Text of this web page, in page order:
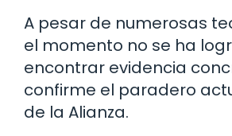
A pesar de numerosas
el momento no se ha
encontrar evidencia
confirme el paradero
de la Alianza.